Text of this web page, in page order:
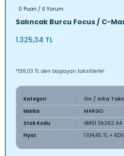
0 Puan / 0 Yorum
Salıncak Burcu Focus / C-
1.325,34 TL
*138,03 TL den başlayan taksitlerle!
Kategori
Ön / Arka
Marka
MARGO
Stok Kodu
4M51 3A262 AA
Fiyat
1.104,45 TL + KDV